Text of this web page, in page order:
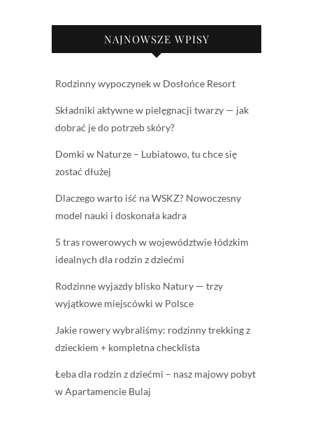
NAJNOWSZE WPISY
Rodzinny wypoczynek w Dosłońce Resort
Składniki aktywne w pielęgnacji twarzy — jak
dobrać je do potrzeb skóry?
Domki w Naturze – Lubiatowo, tu chce się
zostać dłużej
Dlaczego warto iść na WSKZ? Nowoczesny
model nauki i doskonała kadra
5 tras rowerowych w województwie łódzkim
idealnych dla rodzin z dziećmi
Rodzinne wyjazdy blisko Natury — trzy
wyjątkowe miejscówki w Polsce
Jakie rowery wybraliśmy: rodzinny trekking z
dzieckiem + kompletna checklista
Łeba dla rodzin z dziećmi – nasz majowy pobyt
w Apartamencie Bulaj